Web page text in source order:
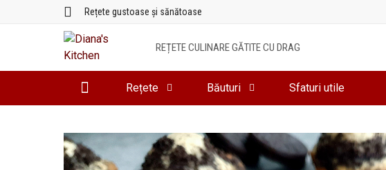
Rețete gustoase și sănătoase
REȚETE CULINARE GĂTITE CU DRAG
Rețete Băuturi Sfaturi utile